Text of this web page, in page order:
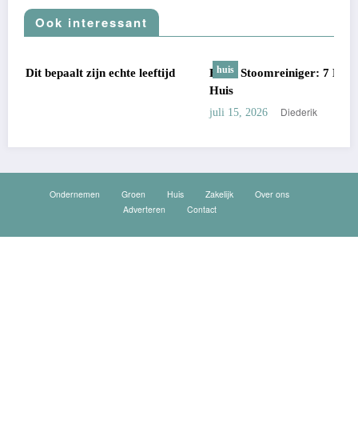
Ook interessant
huis
Beste Stoomreiniger: 7 Keuzes Voor Een Echt Schoon
Ondernemen Groen Huis Zakelijk
Over ons
Adverteren
Contact